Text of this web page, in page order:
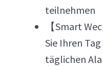
teilnehmen
【Smart
Sie Ihren
täglichen